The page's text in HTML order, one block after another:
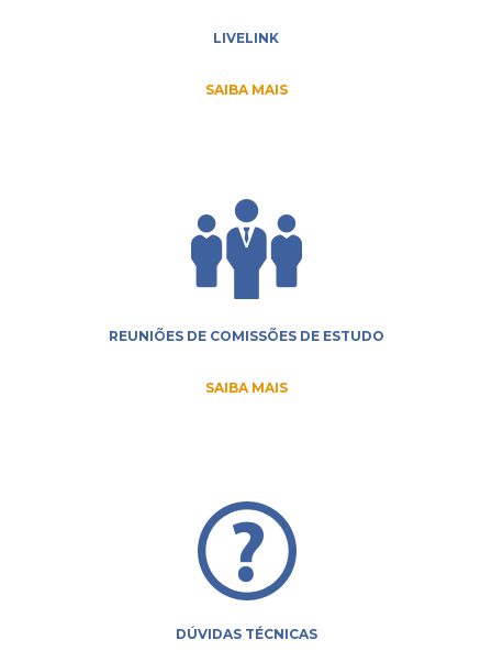
LIVELINK
SAIBA MAIS
REUNIÕES DE COMISSÕES DE ESTUDO
SAIBA MAIS
DÚVIDAS TÉCNICAS